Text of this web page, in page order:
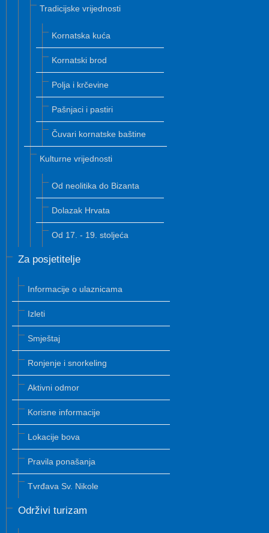
Tradicijske vrijednosti
Kornatska kuća
Kornatski brod
Polja i krčevine
Pašnjaci i pastiri
Čuvari kornatske baštine
Kulturne vrijednosti
Od neolitika do Bizanta
Dolazak Hrvata
Od 17. - 19. stoljeća
Za posjetitelje
Informacije o ulaznicama
Izleti
Smještaj
Ronjenje i snorkeling
Aktivni odmor
Korisne informacije
Lokacije bova
Pravila ponašanja
Tvrđava Sv. Nikole
Održivi turizam